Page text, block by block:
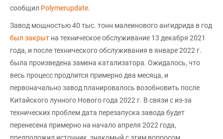
сообщил Polymerupdate.
Завод мощностью 40 тыс. тонн малеинового ангидрида в год
был закрыт на техническое обслуживание 13 декабря 2021
года, и после технического обслуживания в январе 2022 г.
была произведена замена катализатора. Ожидалось, что
весь процесс продлится примерно два месяца, и
первоначально завод планировалось возобновить после
Китайского лунного Нового года 2022 г. В связи с из-за
технических проблем дата перезапуска завода будет
перенесена примерно на начало апреля 2022 года,
предположил источник, знакомый с этим вопросом.